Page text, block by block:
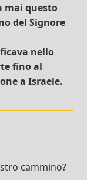
mai questo
del Signore
nello
fino al
a Israele.
cammino?